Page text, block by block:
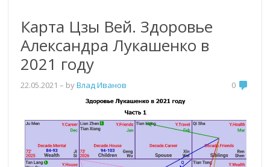
Карта Цзы Вей. Здоровье
Александра Лукашенко в
2021 году
22.05.2021 – byВлад Иванов 0